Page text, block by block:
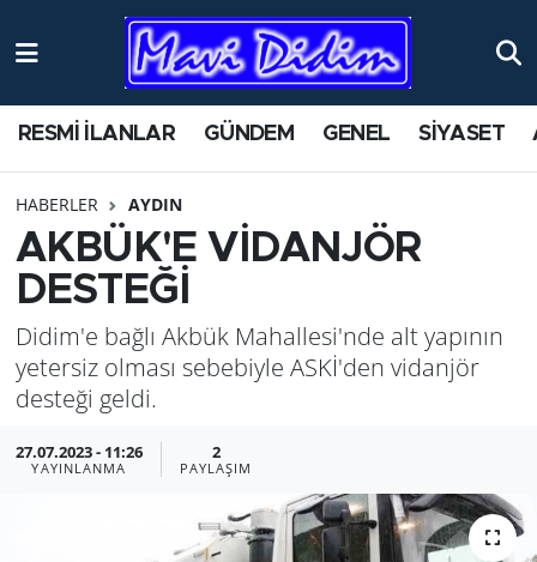
RESMİ İLANLAR GÜNDEM GENEL SİYASET
HABERLER AYDIN
AKBÜK'E VİDANJÖR
DESTEĞİ
Didim'e bağlı Akbük Mahallesi'nde alt yapının
yetersiz olması sebebiyle ASKİ'den vidanjör
desteği geldi.
27.07.2023 - 11:26
YAYINLANMA
2
PAYLAŞIM
ANTİK YERLER
AYDIN
BİLİM VE TEKNOLOJİ
ÇEVRE
EĞİTİM
EKONOMİ
Nöbetçi Eczaneler
Namaz Vakitleri
Trafik Durumu
Süper Lig Puan Durumu ve Fikstür
Tüm Manşetler
Son Dakika Haberleri